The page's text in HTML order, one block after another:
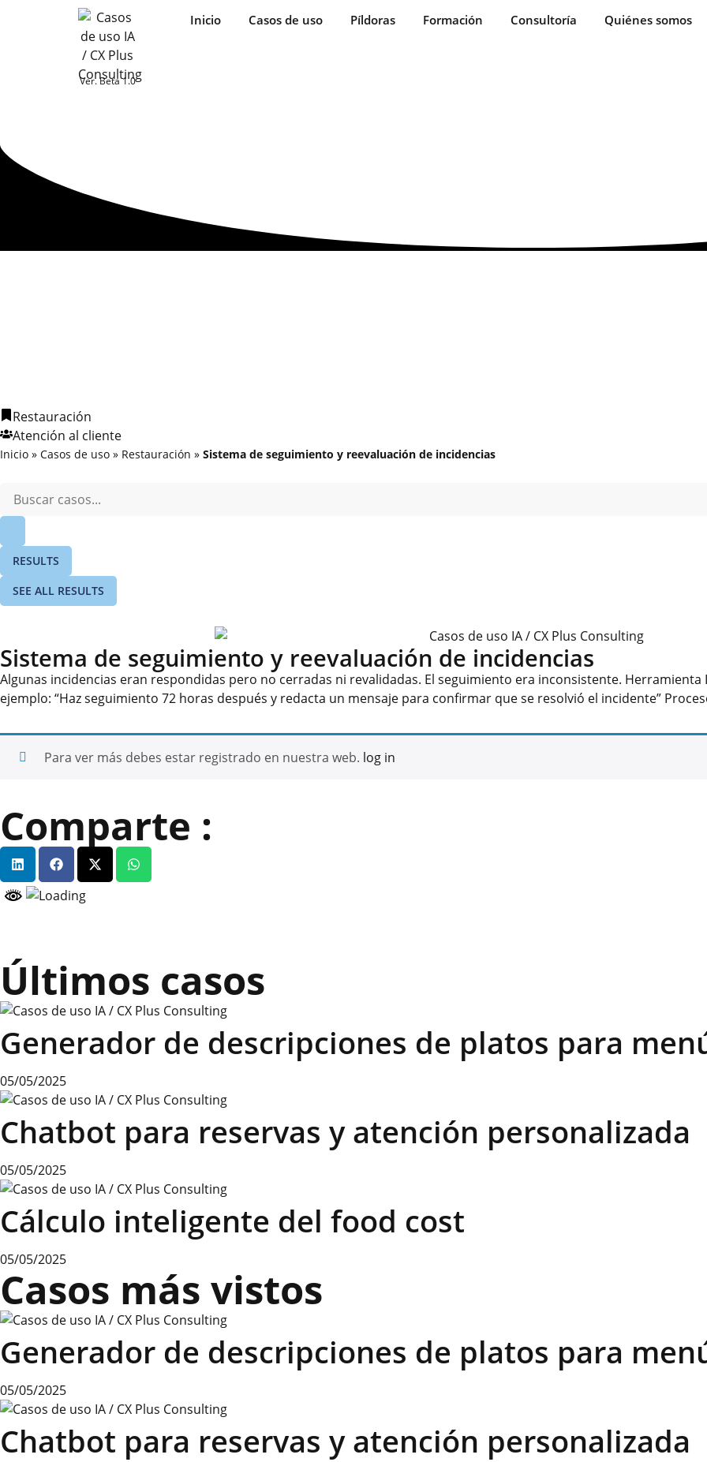
Ver. Beta 1.0
Inicio Casos de uso Píldoras Formación Consultoría Quiénes somos
Restauración
Atención al cliente
Inicio » Casos de uso » Restauración » Sistema de seguimiento y reevaluación de incidencias
RESULTS
SEE ALL RESULTS
Sistema de seguimiento y reevaluación de incidencias
Algunas incidencias eran respondidas pero no cerradas ni revalidadas. El seguimiento era inconsistente. Herramienta
ejemplo: “Haz seguimiento 72 horas después y redacta un mensaje para confirmar que se resolvió el incidente”
Para ver más debes estar registrado en nuestra web. log in
Comparte :
Últimos casos
Generador de descripciones de platos para
05/05/2025
Chatbot para reservas y atención personalizada
05/05/2025
Cálculo inteligente del food cost
05/05/2025
Casos más vistos
Generador de descripciones de platos para
05/05/2025
Chatbot para reservas y atención personalizada